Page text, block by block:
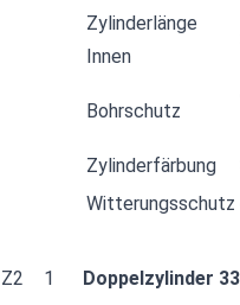
Zylinderlänge
Innen
Bohrschutz
Zylinderfärbung
Witterungsschutz
Z2 1 Doppelzylinder